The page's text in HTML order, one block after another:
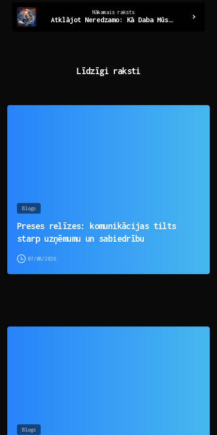
Nākamais raksts
Atklājot Neredzamo: Kā Daba Mūs Ietekmē Ikdienā
Līdzīgi raksti
Blogs
Preses relīzes: komunikācijas tilts
starp uzņēmumu un sabiedrību
07/08/2026
Blogs